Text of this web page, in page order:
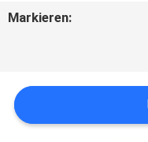
FORDERN
SIE EIN
Markieren: